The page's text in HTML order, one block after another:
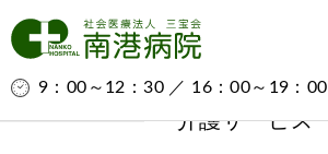
9：00～12：30 ／ 16：00～19：00
介護サービス